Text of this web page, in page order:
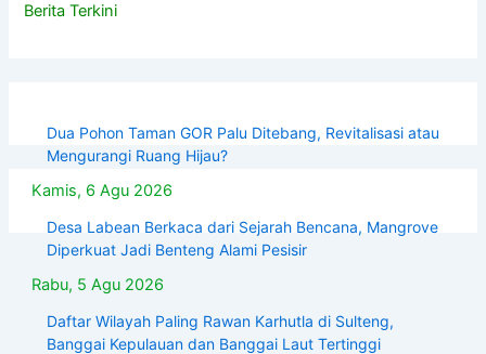
Berita Terkini
Dua Pohon Taman GOR Palu Ditebang, Revitalisasi atau
Mengurangi Ruang Hijau?
Kamis, 6 Agu 2026
Desa Labean Berkaca dari Sejarah Bencana, Mangrove
Diperkuat Jadi Benteng Alami Pesisir
Rabu, 5 Agu 2026
Daftar Wilayah Paling Rawan Karhutla di Sulteng,
Banggai Kepulauan dan Banggai Laut Tertinggi